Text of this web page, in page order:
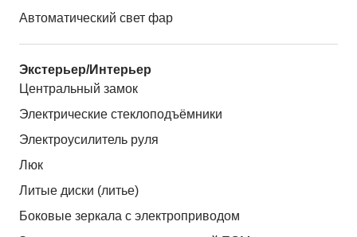
Автоматический свет фар
Экстерьер/Интерьер
Центральный замок
Электрические стеклоподъёмники
Электроусилитель руля
Люк
Литые диски (литье)
Боковые зеркала с электроприводом